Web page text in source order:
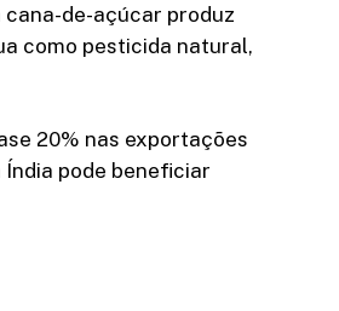
cana-de-açúcar produz
como pesticida natural,
20% nas exportações
Índia pode beneficiar